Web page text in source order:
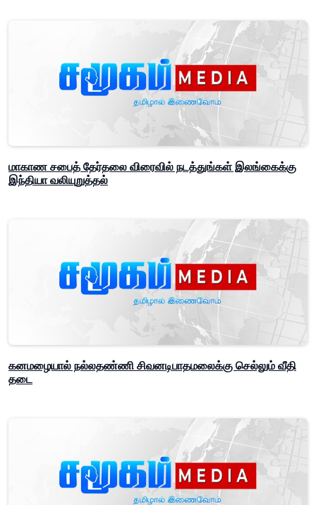
மாகாண சபைத் தேர்தலை விரைவில் நடத்துங்கள் இலங்கைக்கு
இந்தியா வலியுறுத்தல்
கனமழையால் நல்லதண்ணி சிவனடிபாதமலைக்கு செல்லும் வீதி
தடை